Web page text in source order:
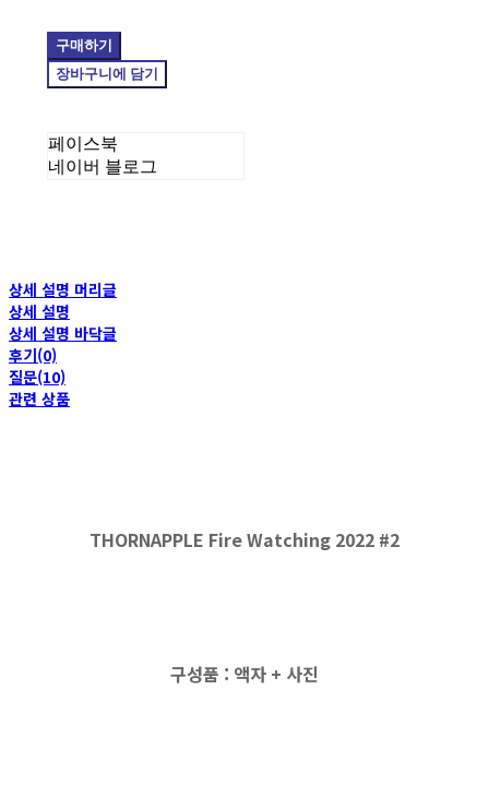
구매하기
장바구니에 담기
페이스북
네이버 블로그
상세 설명 머리글
상세 설명
상세 설명 바닥글
후기(0)
질문(10)
관련 상품
THORNAPPLE Fire Watching 2022 #2
구성품 : 액자 + 사진